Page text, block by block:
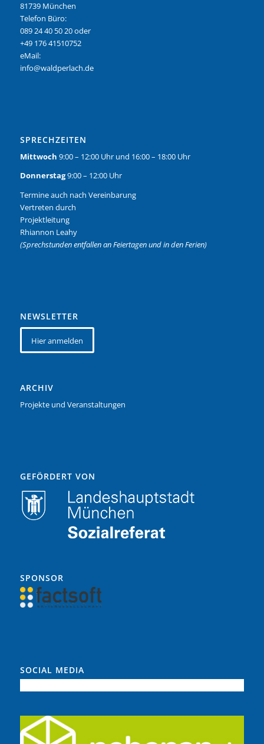
81739 München
Telefon Büro:
089 24 40 50 20 oder
+49 176 41510752
eMail:
info@waldperlach.de
SPRECHZEITEN
Mittwoch 9:00 – 12:00 Uhr und 16:00 – 18:00 Uhr
Donnerstag9:00 – 12:00 Uhr
Termine auch nach Vereinbarung
Vertreten durch
Projektleitung
Rhiannon Leahy
(Sprechstunden entfallen an Feiertagen und in den Ferien)
NEWSLETTER
Hier anmelden
ARCHIV
Projekte und Veranstaltungen
GEFÖRDERT VON
SPONSOR
SOCIAL MEDIA